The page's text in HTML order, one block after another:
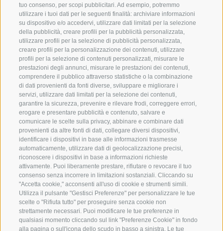
tuo consenso, per scopi pubblicitari. Ad esempio, potremmo
utilizzare i tuoi dati per le seguenti finalità: archiviare informazioni
su dispositivo e/o accedervi, utilizzare dati limitati per la selezione
della pubblicità, creare profili per la pubblicità personalizzata,
utilizzare profili per la selezione di pubblicità personalizzata,
creare profili per la personalizzazione dei contenuti, utilizzare
profili per la selezione di contenuti personalizzati, misurare le
prestazioni degli annunci, misurare le prestazioni dei contenuti,
comprendere il pubblico attraverso statistiche o la combinazione
di dati provenienti da fonti diverse, sviluppare e migliorare i
servizi, utilizzare dati limitati per la selezione dei contenuti,
garantire la sicurezza, prevenire e rilevare frodi, correggere errori,
erogare e presentare pubblicità e contenuto, salvare e
comunicare le scelte sulla privacy, abbinare e combinare dati
provenienti da altre fonti di dati, collegare diversi dispositivi,
identificare i dispositivi in base alle informazioni trasmesse
automaticamente, utilizzare dati di geolocalizzazione precisi,
riconoscere i dispositivi in base a informazioni richieste
attivamente. Puoi liberamente prestare, rifiutare o revocare il tuo
consenso senza incorrere in limitazioni sostanziali. Cliccando su
"Accetta cookie," acconsenti all'uso di cookie e strumenti simili.
Utilizza il pulsante "Gestisci Preferenze" per personalizzare le tue
scelte o "Rifiuta tutto" per proseguire senza cookie non
strettamente necessari. Puoi modificare le tue preferenze in
qualsiasi momento cliccando sul link "Preferenze Cookie" in fondo
alla pagina o sull'icona dello scudo in basso a sinistra. Le tue
BENVENUTI NELLA REGIONE
TURISTICA DI RACINES
VAL GIOVO
VAL RACINES
VAL RIDANNA
IMPIANTI DI RISALITA
SCUOLA DI SCI RACINES
LUISL'S SKI SCHOOL A RACINES
SPORT E
MOMENTI
SCIARE
ESCURSIONI
ALTA
BIKE
FONDO
ACQUA DA
SEGUICI SUI SOCIAL